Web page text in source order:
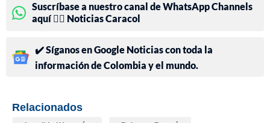
Suscríbase a nuestro canal de WhatsApp Channels
aquí 👉🏻 Noticias Caracol
✔️ Síganos en Google Noticias con toda la
información de Colombia y el mundo.
Relacionados